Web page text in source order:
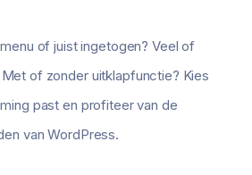
of juist ingetogen? Veel of
of zonder uitklapfunctie? Kies
past en profiteer van de
van WordPress.